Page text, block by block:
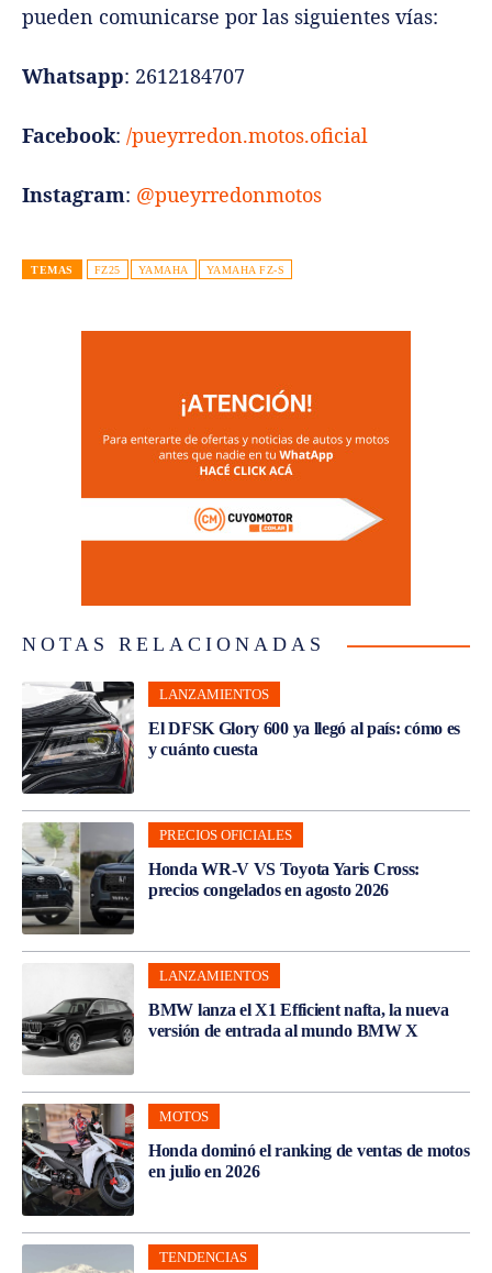
pueden comunicarse por las siguientes vías:
Whatsapp: 2612184707
Facebook: /pueyrredon.motos.oficial
Instagram: @pueyrredonmotos
TEMAS FZ25 YAMAHA YAMAHA FZ-S
NOTAS RELACIONADAS
LANZAMIENTOS
El DFSK Glory 600 ya llegó al país: cómo es
y cuánto cuesta
PRECIOS OFICIALES
Honda WR-V VS Toyota Yaris Cross:
precios congelados en agosto 2026
LANZAMIENTOS
BMW lanza el X1 Efficient nafta, la nueva
versión de entrada al mundo BMW X
MOTOS
Honda dominó el ranking de ventas de motos
en julio en 2026
TENDENCIAS